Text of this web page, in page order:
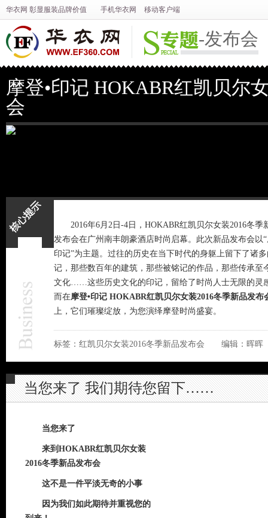
华衣网 彰显服装品牌价值 手机华衣网 移动客户端
-发布会
摩登•印记 HOKABR红凯贝尔
会
2016年6月2日-4日，HOKABR红凯贝尔女装2016冬季
发布会在广州南丰朗豪酒店时尚启幕。此次新品发布会以“
印记”为主题。过往的历史在当下时代的身躯上留下了诸
记，那些数百年的建筑，那些被铭记的作品，那些传承至
文化……这些历史文化的印记，留给了时尚人士无限的灵
而在摩登•印记 HOKABR红凯贝尔女装2016冬季新品发布
上，它们璀璨绽放，为您演绎摩登时尚盛宴。
标签：红凯贝尔女装2016冬季新品发布会 编辑：晖晖
当您来了 我们期待您留下……
当您来了
来到HOKABR红凯贝尔女装
2016冬季新品发布会
这不是一件平淡无奇的小事
因为我们如此期待并重视您的